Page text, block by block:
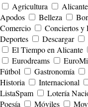
Agricultura
Apodos
Belleza
Comercio
Conciertos y
Deportes
Descargar
El Tiempo en Alicante
Eurodreams
Fútbol
Gastronomía
Historia
Internacional
ListaSpam
Lotería
Poesía
Móviles